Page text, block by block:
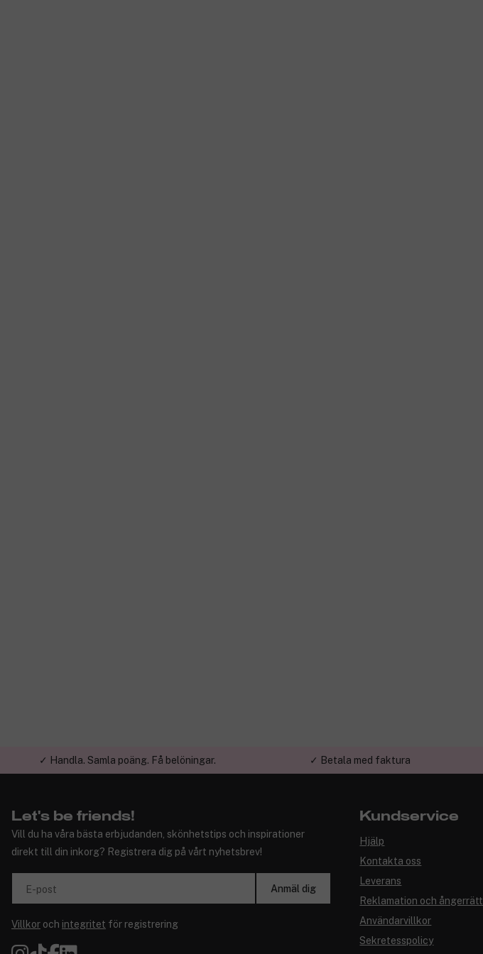
✓ Handla. Samla poäng. Få belöningar. ✓ Betala med faktura
Let's be friends!
Vill du ha våra bästa erbjudanden, skönhetstips och inspirationer
direkt till din inkorg? Registrera dig på vårt nyhetsbrev!
E-post Anmäl dig
Villkor och integritet för registrering
Kundservice
Hjälp
Kontakta oss
Leverans
Reklamation och ångerrätt
Användarvillkor
Sekretesspolicy